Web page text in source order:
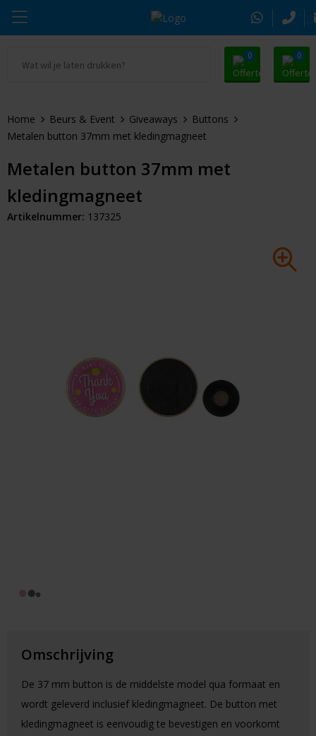
0 0
Drinkwaren
Tassen & Reizen
Outdoor & Vrije Tijd
Auto & Veiligheid
Alle promosnoepje
Zomer
Kerst
Thule
Alle merken
Home Beurs & Event Giveaways
Buttons
Metalen button 37mm met kledingmagneet
Metalen button 37mm met
kledingmagneet
Artikelnummer: 137325
Omschrijving
De 37 mm button is de middelste model qua formaat en
wordt geleverd inclusief kledingmagneet. De button met
kledingmagneet is eenvoudig te bevestigen en voorkomt